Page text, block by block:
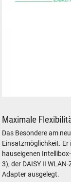
Maximale
Das Besondere am
Einsatzmöglichkeit.
hauseigenen
3), der DAISY II
Adapter ausgelegt.